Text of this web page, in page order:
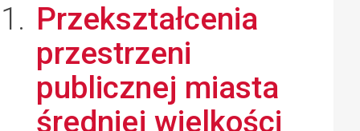
Przekształcenia
przestrzeni
publicznej miasta
średniej wielkości